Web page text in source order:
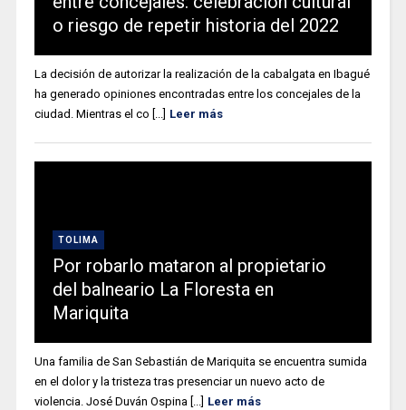
o riesgo de repetir historia del 2022
La decisión de autorizar la realización de la cabalgata en Ibagué
ha generado opiniones encontradas entre los concejales de la
ciudad. Mientras el co [...]
Leer más
TOLIMA
Por robarlo mataron al propietario
del balneario La Floresta en
Mariquita
Una familia de San Sebastián de Mariquita se encuentra sumida
en el dolor y la tristeza tras presenciar un nuevo acto de
violencia. José Duván Ospina [...]
Leer más